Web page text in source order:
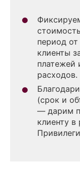
период
клиенты
платежей
расходов.
(срок и
— дарим
клиенту